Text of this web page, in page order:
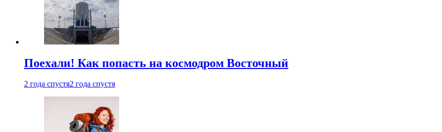
Поехали! Как попасть на космодром Восточный
2 года спустя2 года спустя